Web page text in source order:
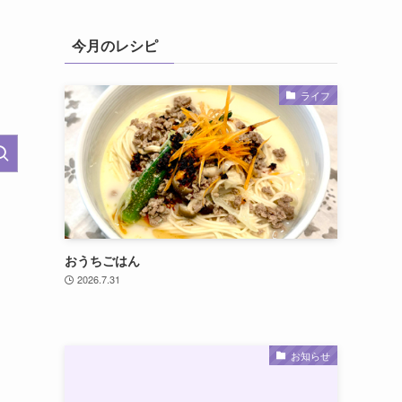
今月のレシピ
ライフ
おうちごはん
2026.7.31
お知らせ